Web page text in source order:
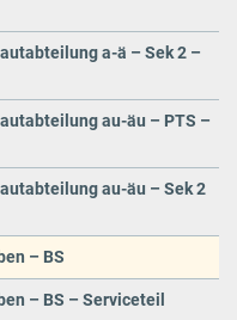
a-ä – Sek 2 –
au-äu – PTS –
au-äu – Sek 2
– BS
– BS – Serviceteil